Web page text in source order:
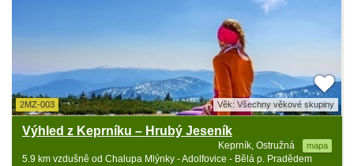
2MZ-003 Věk: Všechny věkové skupiny
Výhled z Keprníku – Hrubý Jeseník
Keprník, Ostružná mapa
5.9 km vzdušně od Chalupa Mlýnky - Adolfovice - Bělá p. Pradědem